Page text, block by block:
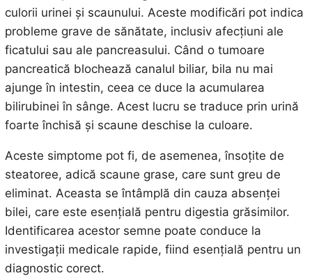
culorii urinei și scaunului. Aceste modificări pot indica
probleme grave de sănătate, inclusiv afecțiuni ale
ficatului sau ale pancreasului. Când o tumoare
pancreatică blochează canalul biliar, bila nu mai
ajunge în intestin, ceea ce duce la acumularea
bilirubinei în sânge. Acest lucru se traduce prin urină
foarte închisă și scaune deschise la culoare.
Aceste simptome pot fi, de asemenea, însoțite de
steatoree, adică scaune grase, care sunt greu de
eliminat. Aceasta se întâmplă din cauza absenței
bilei, care este esențială pentru digestia grăsimilor.
Identificarea acestor semne poate conduce la
investigații medicale rapide, fiind esențială pentru un
diagnostic corect.